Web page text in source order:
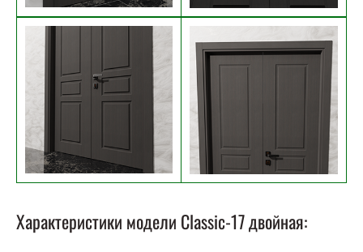
Характеристики модели Classic-17 двойная: